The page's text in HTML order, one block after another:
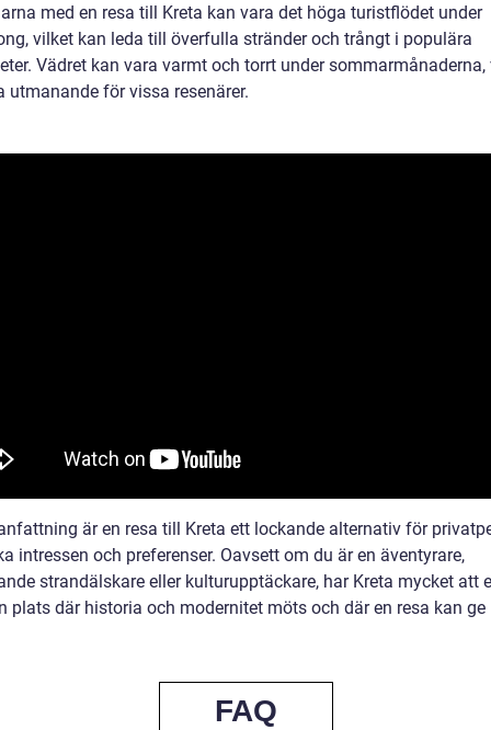
med en resa till Kreta kan vara det höga turistflödet under
vilket kan leda till överfulla stränder och trångt i populära
Vädret kan vara varmt och torrt under sommarmånaderna,
utmanande för vissa resenärer.
är en resa till Kreta ett lockande alternativ för
intressen och preferenser. Oavsett om du är en äventyrare,
strandälskare eller kulturupptäckare, har Kreta mycket att
plats där historia och modernitet möts och där en resa kan ge
FAQ